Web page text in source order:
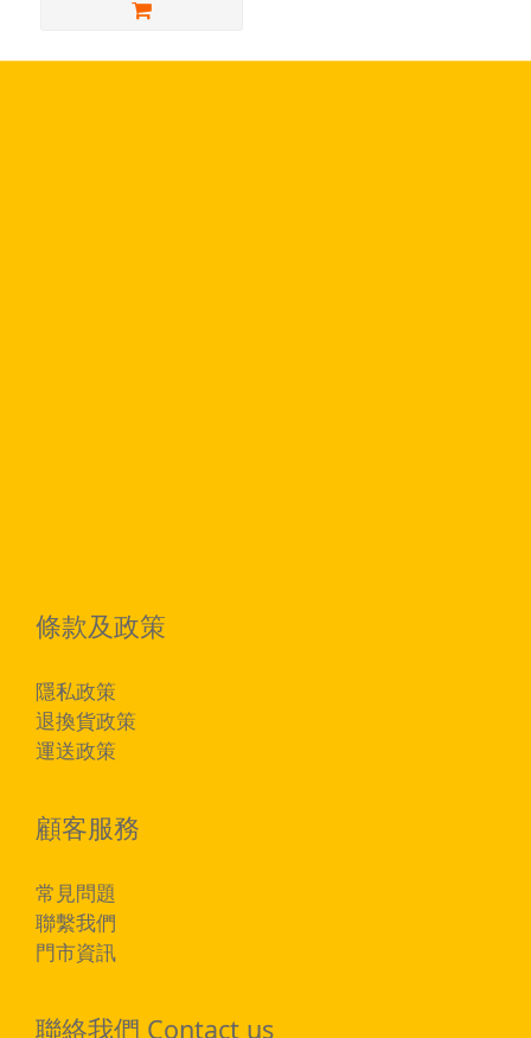
條款及政策
隱私政策
退換貨政策
運送政策
顧客服務
常見問題
聯繫我們
門市資訊
聯絡我們 Contact us